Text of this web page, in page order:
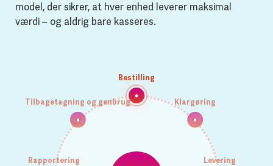
model, der sikrer, at hver enhed leverer maksimal
værdi – og aldrig bare kasseres.
Bestilling
Klargøring
Levering
Rapportering
Tilbagetagning og genbrug
Bestilling
Vælg fra vores webshop eller få en skræddersyet
pakke – med adgang til både nye og "as new"-enheder.